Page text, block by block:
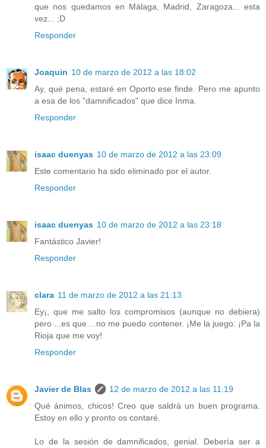
que nos quedamos en Málaga, Madrid, Zaragoza... esta
vez... ;D
Responder
Joaquin 10 de marzo de 2012 a las 18:02
Ay, qué pena, estaré en Oporto ese finde. Pero me apunto
a esa de los "damnificados" que dice Inma.
Responder
isaac duenyas 10 de marzo de 2012 a las 23:09
Este comentario ha sido eliminado por el autor.
Responder
isaac duenyas 10 de marzo de 2012 a las 23:18
Fantástico Javier!
Responder
clara 11 de marzo de 2012 a las 21:13
Ey¡, que me salto los compromisos (aunque no debiera)
pero ...es que ...no me puedo contener. ¡Me la juego: ¡Pa la
Rioja que me voy!
Responder
Javier de Blas
12 de marzo de 2012 a las 11:19
Qué ánimos, chicos! Creo que saldrá un buen programa.
Estoy en ello y pronto os contaré.
Lo de la sesión de damnificados, genial. Debería ser a